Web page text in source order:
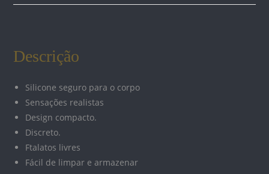
Descrição
Silicone seguro para o corpo
Sensações realistas
Design compacto.
Discreto.
Ftalatos livres
Fácil de limpar e armazenar